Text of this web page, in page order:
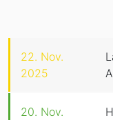
22. Nov.
2025
20. Nov.